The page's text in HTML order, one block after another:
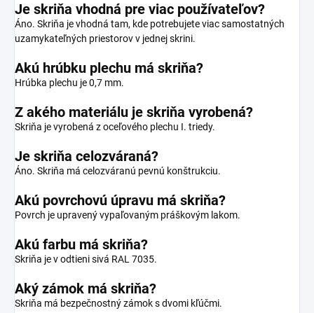
Je skriňa vhodná pre viac používateľov?
Áno. Skriňa je vhodná tam, kde potrebujete viac samostatných
uzamykateľných priestorov v jednej skrini.
Akú hrúbku plechu má skriňa?
Hrúbka plechu je 0,7 mm.
Z akého materiálu je skriňa vyrobená?
Skriňa je vyrobená z oceľového plechu I. triedy.
Je skriňa celozváraná?
Áno. Skriňa má celozváranú pevnú konštrukciu.
Akú povrchovú úpravu má skriňa?
Povrch je upravený vypaľovaným práškovým lakom.
Akú farbu má skriňa?
Skriňa je v odtieni sivá RAL 7035.
Aký zámok má skriňa?
Skriňa má bezpečnostný zámok s dvomi kľúčmi.